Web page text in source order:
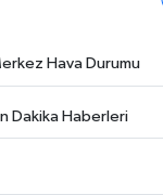
Hava Durumu
Dakika Haberleri